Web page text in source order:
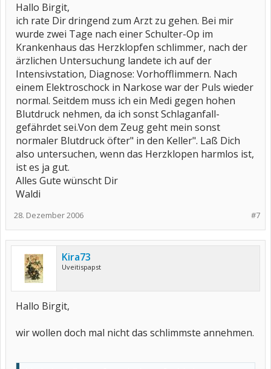
Hallo Birgit,
ich rate Dir dringend zum Arzt zu gehen. Bei mir
wurde zwei Tage nach einer Schulter-Op im
Krankenhaus das Herzklopfen schlimmer, nach der
ärzlichen Untersuchung landete ich auf der
Intensivstation, Diagnose: Vorhofflimmern. Nach
einem Elektroschock in Narkose war der Puls wieder
normal. Seitdem muss ich ein Medi gegen hohen
Blutdruck nehmen, da ich sonst Schlaganfall-
gefährdet sei.Von dem Zeug geht mein sonst
normaler Blutdruck öfter" in den Keller". Laß Dich
also untersuchen, wenn das Herzklopen harmlos ist,
ist es ja gut.
Alles Gute wünscht Dir
Waldi
#7
28. Dezember 2006
Kira73
Uveitispapst
Hallo Birgit,
wir wollen doch mal nicht das schlimmste annehmen.